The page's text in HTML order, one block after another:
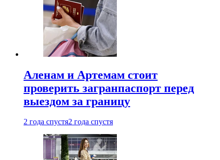
Аленам и Артемам стоит
проверить загранпаспорт перед
выездом за границу
2 года спустя2 года спустя